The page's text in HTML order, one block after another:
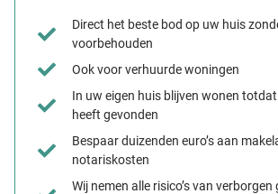
Direct het beste bod op uw huis
voorbehouden
Ook voor verhuurde woningen
In uw eigen huis blijven wonen
heeft gevonden
Bespaar duizenden euro’s aan
notariskosten
Wij nemen alle risico’s van